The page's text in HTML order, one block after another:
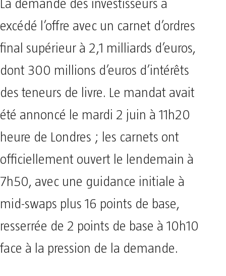
La demande des investisseurs a
excédé l’offre avec un carnet d’ordres
final supérieur à 2,1 milliards d’euros,
dont 300 millions d’euros d’intérêts
des teneurs de livre. Le mandat avait
été annoncé le mardi 2 juin à 11h20
heure de Londres ; les carnets ont
officiellement ouvert le lendemain à
7h50, avec une guidance initiale à
mid-swaps plus 16 points de base,
resserrée de 2 points de base à 10h10
face à la pression de la demande.